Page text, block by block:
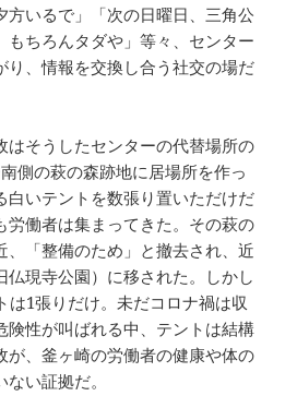
方いるで」「次の日曜日、三角公
もちろんタダや」等々、センター
り、情報を交換し合う社交の場だ
はそうしたセンターの代替場所の
側の萩の森跡地に居場所を作っ
白いテントを数張り置いただけだ
労働者は集まってきた。その萩の
、「整備のため」と撤去され、近
仏現寺公園）に移された。しかし
は1張りだけ。未だコロナ禍は収
険性が叫ばれる中、テントは結構
が、釜ヶ崎の労働者の健康や体の
い証拠だ。